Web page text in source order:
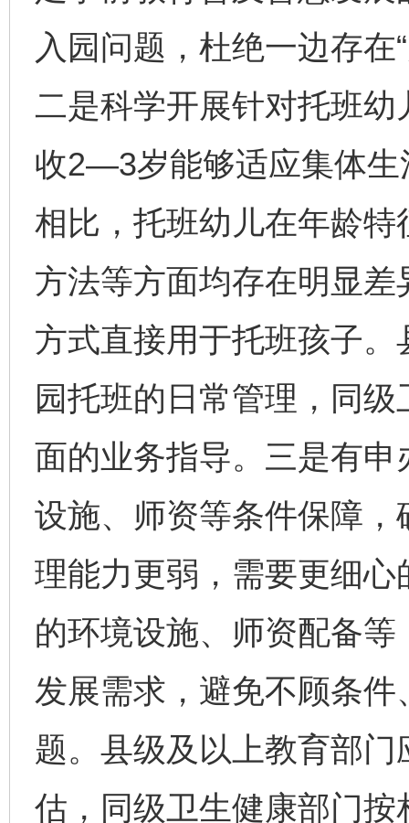
入园问题，杜绝一边存在
二是科学开展针对托班
收2—3岁能够适应集体
相比，托班幼儿在年龄
方法等方面均存在明显
方式直接用于托班孩子
园托班的日常管理，同
面的业务指导。三是有
设施、师资等条件保障
理能力更弱，需要更细
的环境设施、师资配备
发展需求，避免不顾条
题。县级及以上教育部
估，同级卫生健康部门